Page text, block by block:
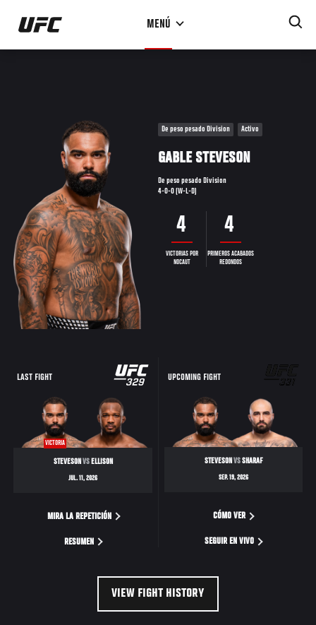
Pasar
contenido
MENÚ
De peso pesado Division Activo
GABLE STEVESON
De peso pesado Division
4-0-0 (W-L-D)
4
VICTORIAS POR
NOCAUT
4
PRIMEROS ACABADOS
REDONDOS
LAST FIGHT
VICTORIA
STEVESON VSELLISON
JUL. 11, 2026
MIRA LA REPETICIÓN
RESUMEN
UPCOMING FIGHT
STEVESON VSSHARAF
SEP. 19, 2026
CÓMO VER
SEGUIR EN VIVO
VIEW FIGHT HISTORY